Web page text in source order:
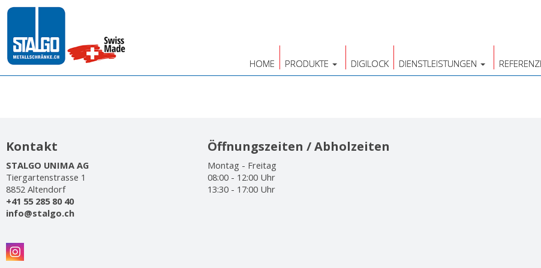
HOME PRODUKTE DIGILOCK DIENSTLEISTUNGEN
Kontakt
STALGO UNIMA AG
Tiergartenstrasse 1
8852 Altendorf
+41 55 285 80 40
info@stalgo.ch
Öffnungszeiten / Abholzeiten
Montag - Freitag
08:00 - 12:00 Uhr
13:30 - 17:00 Uhr